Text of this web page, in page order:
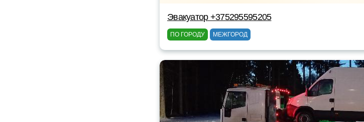
Эвакуатор +375295595205
ПО ГОРОДУ МЕЖГОРОД